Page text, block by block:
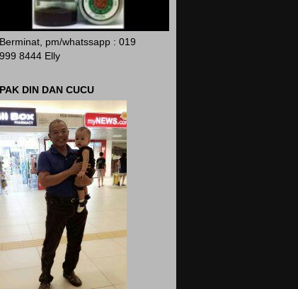
Berminat, pm/whatssapp : 019
999 8444 Elly
PAK DIN DAN CUCU